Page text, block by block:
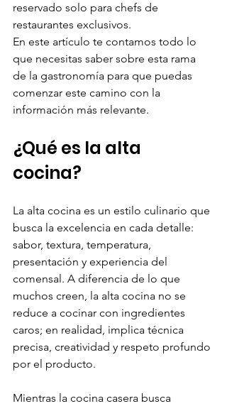
reservado solo para chefs de
restaurantes exclusivos.
En este artículo te contamos todo lo
que necesitas saber sobre esta rama
de la gastronomía para que puedas
comenzar este camino con la
información más relevante.
¿Qué es la alta
cocina?
La alta cocina es un estilo culinario que
busca la excelencia en cada detalle:
sabor, textura, temperatura,
presentación y experiencia del
comensal. A diferencia de lo que
muchos creen, la alta cocina no se
reduce a cocinar con ingredientes
caros; en realidad, implica técnica
precisa, creatividad y respeto profundo
por el producto.
Mientras la cocina casera busca